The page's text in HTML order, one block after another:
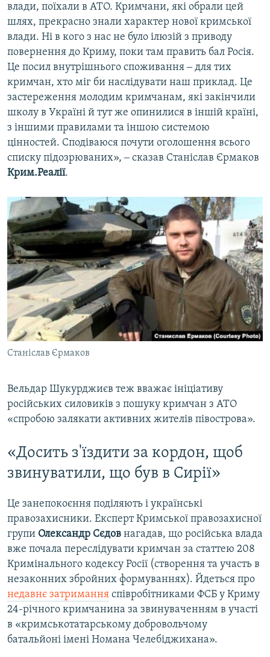
влади, поїхали в АТО. Кримчани, які обрали цей
шлях, прекрасно знали характер нової кримської
влади. Ні в кого з нас не було ілюзій з приводу
повернення до Криму, поки там править бал Росія.
Це посил внутрішнього споживання ‒ для тих
кримчан, хто міг би наслідувати наш приклад. Це
застереження молодим кримчанам, які закінчили
школу в Україні й тут же опинилися в іншій країні,
з іншими правилами та іншою системою
цінностей. Сподіваюся почути оголошення всього
списку підозрюваних», ‒ сказав Станіслав Єрмаков
Крим.Реалії.
Станіслав Єрмаков
Вельдар Шукурджиєв теж вважає ініціативу
російських силовиків з пошуку кримчан з АТО
«спробою залякати активних жителів півострова».
«Досить з'їздити за кордон, щоб
звинуватили, що був в Сирії»
Це занепокоєння поділяють і українські
правозахисники. Експерт Кримської правозахисної
групи Олександр Сєдов нагадав, що російська влада
вже почала переслідувати кримчан за статтею 208
Кримінального кодексу Росії (створення та участь в
незаконних збройних формуваннях). Йдеться про
недавнє затримання співробітниками ФСБ у Криму
24-річного кримчанина за звинуваченням в участі
в «кримськотатарському добровольчому
батальйоні імені Номана Челебіджихана».